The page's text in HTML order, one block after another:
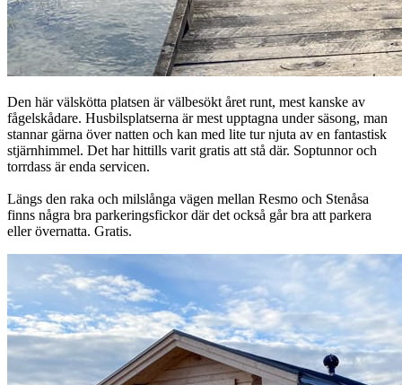
Den här välskötta platsen är välbesökt året runt, mest kanske av
fågelskådare. Husbilsplatserna är mest upptagna under säsong, man
stannar gärna över natten och kan med lite tur njuta av en fantastisk
stjärnhimmel. Det har hittills varit gratis att stå där. Soptunnor och
torrdass är enda servicen.
Längs den raka och milslånga vägen mellan Resmo och Stenåsa
finns några bra parkeringsfickor där det också går bra att parkera
eller övernatta. Gratis.